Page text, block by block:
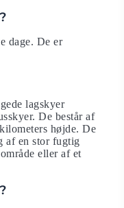
dage. De er
lagskyer
De består af
højde. De
af en stor fugtig
eller af et